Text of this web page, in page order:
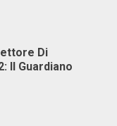
Di
Il Guardiano